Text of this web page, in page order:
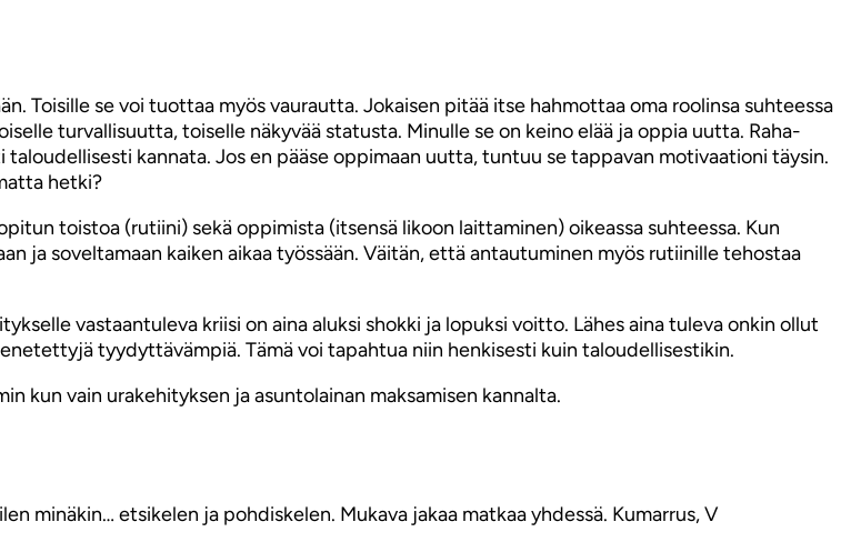
Toisille se voi tuottaa myös vaurautta. Jokaisen pitää itse hahmottaa oma roolinsa suhteessa
turvallisuutta, toiselle näkyvää statusta. Minulle se on keino elää ja oppia uutta. Raha-
kannata. Jos en pääse oppimaan uutta, tuntuu se tappavan motivaationi täysin.
hetki?
toistoa (rutiini) sekä oppimista (itsensä likoon laittaminen) oikeassa suhteessa. Kun
ja soveltamaan kaiken aikaa työssään. Väitän, että antautuminen myös rutiinille tehostaa
vastaantuleva kriisi on aina aluksi shokki ja lopuksi voitto. Lähes aina tuleva onkin ollut
tyydyttävämpiä. Tämä voi tapahtua niin henkisesti kuin taloudellisestikin.
kun vain urakehityksen ja asuntolainan maksamisen kannalta.
minäkin… etsikelen ja pohdiskelen. Mukava jakaa matkaa yhdessä. Kumarrus, V